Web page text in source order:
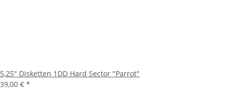
5,25" Disketten 1DD Hard Sector "Parrot"
39,00 € *